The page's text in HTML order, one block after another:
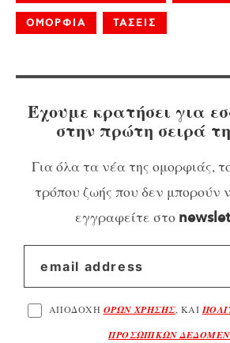
ΟΜΟΡΦΙΑ ΤΑΣΕΙΣ
Έχουμε κρατήσει για
στην πρώτη σειρά
Για όλα τα νέα της ομορφιάς,
τρόπου ζωής που δεν μπορούν
εγγραφείτε στο
ΑΠΟΔΟΧΗ ΟΡΩΝ ΧΡΗΣΗΣ, ΚΑΙ
ΠΡΟΣΩΠΙΚΩΝ